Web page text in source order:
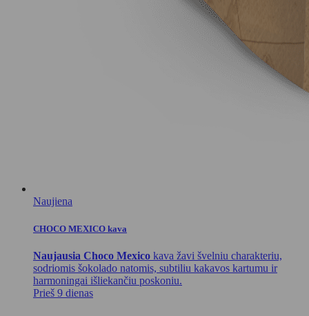
Naujiena
CHOCO MEXICO kava
Naujausia Choco Mexico kava žavi švelniu charakteriu,
sodriomis šokolado natomis, subtiliu kakavos kartumu ir
harmoningai išliekančiu poskoniu.
Prieš 9 dienas